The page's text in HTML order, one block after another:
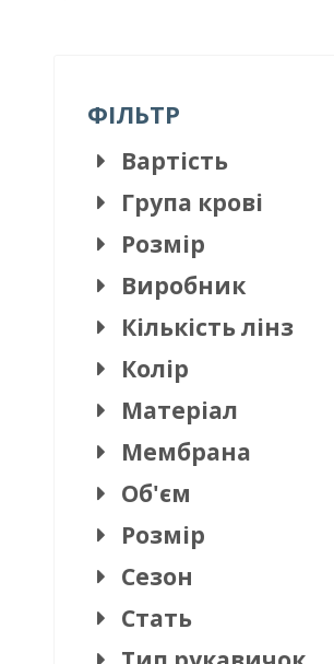
ФІЛЬТР
Вартість
Група крові
Розмір
Виробник
Кількість лінз
Колір
Матеріал
Мембрана
Об'єм
Розмір
Сезон
Стать